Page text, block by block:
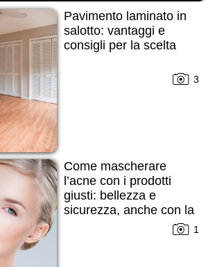
Pavimento laminato in
salotto: vantaggi e
consigli per la scelta
3
Come mascherare
l’acne con i prodotti
giusti: bellezza e
sicurezza, anche con la
1